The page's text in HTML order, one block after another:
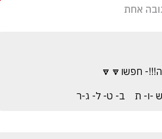
אחת
-ו- ת    ב- ט- ל- ג-ר